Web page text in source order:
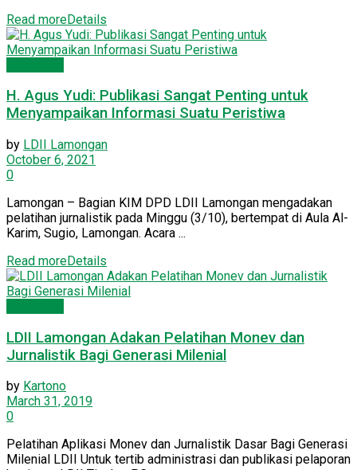
Read moreDetails
H. Agus Yudi: Publikasi Sangat Penting untuk
Menyampaikan Informasi Suatu Peristiwa
by LDII Lamongan
October 6, 2021
0
Lamongan – Bagian KIM DPD LDII Lamongan mengadakan
pelatihan jurnalistik pada Minggu (3/10), bertempat di Aula Al-
Karim, Sugio, Lamongan. Acara ...
Read moreDetails
LDII Lamongan Adakan Pelatihan Monev dan
Jurnalistik Bagi Generasi Milenial
by Kartono
March 31, 2019
0
Pelatihan Aplikasi Monev dan Jurnalistik Dasar Bagi Generasi
Milenial LDII Untuk tertib administrasi dan publikasi pelaporan